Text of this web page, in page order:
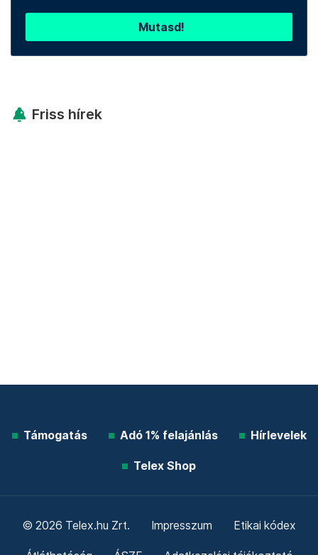
Mutasd!
Friss hírek
Támogatás Adó 1% felajánlás Hírlevelek
Telex Shop
© 2026 Telex.hu Zrt. Impresszum Etikai kódex